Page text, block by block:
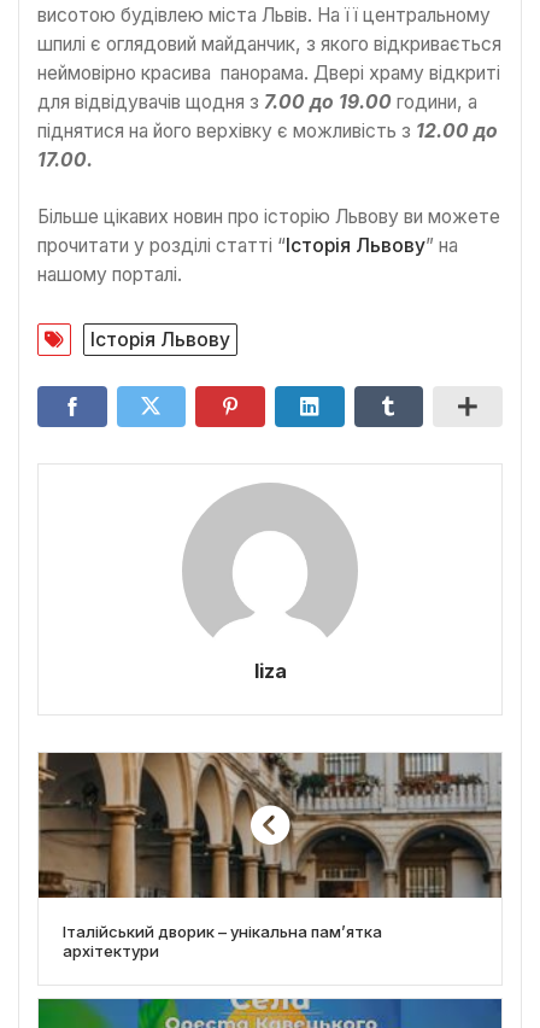
висотою будівлею міста Львів. На її центральному
шпилі є оглядовий майданчик, з якого відкривається
неймовірно красива панорама. Двері храму відкриті
для відвідувачів щодня з 7.00 до 19.00 години, а
піднятися на його верхівку є можливість з 12.00 до
17.00.
Більше цікавих новин про історію Львову ви можете
прочитати у розділі статті “Історія Львову” на
нашому порталі.
Історія Львову
liza
Італійський дворик – унікальна пам’ятка
архітектури